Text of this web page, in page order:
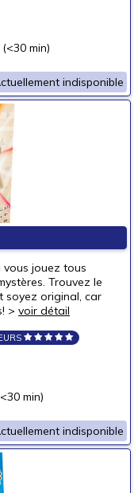
min)
indisponible
vous jouez tous
Trouvez le
soyez original, car
> voir détail
min)
indisponible